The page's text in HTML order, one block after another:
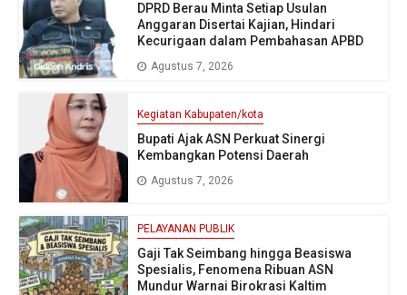
DPRD Berau Minta Setiap Usulan
Anggaran Disertai Kajian, Hindari
Kecurigaan dalam Pembahasan APBD
Agustus 7, 2026
Kegiatan Kabupaten/kota
Bupati Ajak ASN Perkuat Sinergi
Kembangkan Potensi Daerah
Agustus 7, 2026
PELAYANAN PUBLIK
Gaji Tak Seimbang hingga Beasiswa
Spesialis, Fenomena Ribuan ASN
Mundur Warnai Birokrasi Kaltim